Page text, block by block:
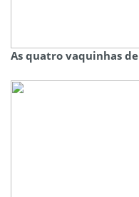
As quatro vaquinhas